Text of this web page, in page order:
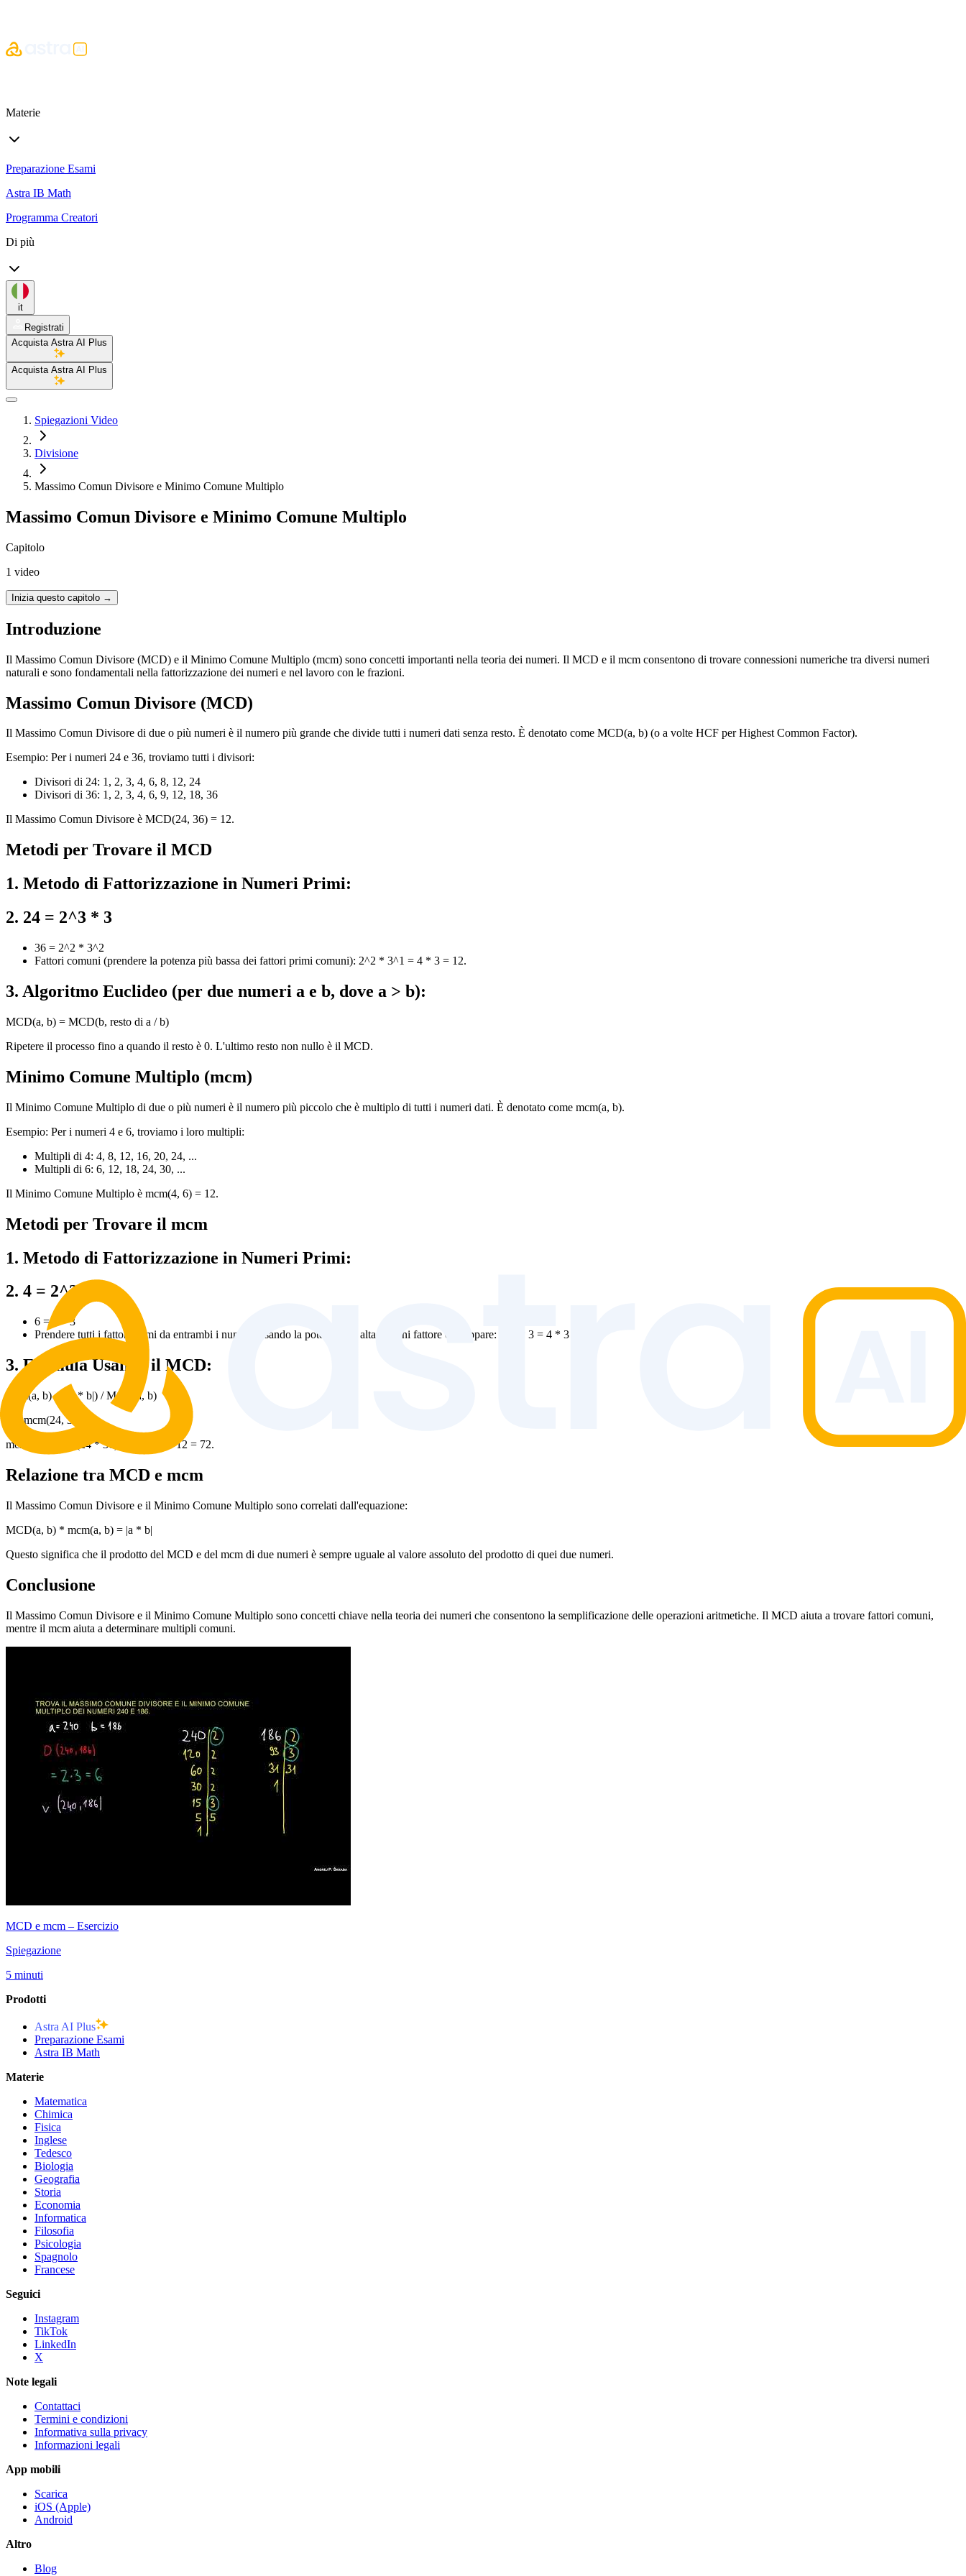
Materie
Preparazione Esami
Astra IB Math
Programma Creatori
Di più
it
Registrati
Acquista Astra AI Plus
Acquista Astra AI Plus
Spiegazioni Video
Divisione
Massimo Comun Divisore e Minimo Comune Multiplo
Massimo Comun Divisore e Minimo Comune Multiplo
Capitolo
1 video
Inizia questo capitolo →
Introduzione
Il Massimo Comun Divisore (MCD) e il Minimo Comune Multiplo (mcm) sono concetti importanti nella teoria dei numeri. Il MCD e il mcm consentono di trovare connessioni numeriche tra diversi numeri
naturali e sono fondamentali nella fattorizzazione dei numeri e nel lavoro con le frazioni.
Massimo Comun Divisore (MCD)
Il Massimo Comun Divisore di due o più numeri è il numero più grande che divide tutti i numeri dati senza resto. È denotato come MCD(a, b) (o a volte HCF per Highest Common Factor).
Esempio: Per i numeri 24 e 36, troviamo tutti i divisori:
Divisori di 24: 1, 2, 3, 4, 6, 8, 12, 24
Divisori di 36: 1, 2, 3, 4, 6, 9, 12, 18, 36
Il Massimo Comun Divisore è MCD(24, 36) = 12.
Metodi per Trovare il MCD
1. Metodo di Fattorizzazione in Numeri Primi:
2. 24 = 2^3 * 3
36 = 2^2 * 3^2
Fattori comuni (prendere la potenza più bassa dei fattori primi comuni): 2^2 * 3^1 = 4 * 3 = 12.
3. Algoritmo Euclideo (per due numeri a e b, dove a > b):
MCD(a, b) = MCD(b, resto di a / b)
Ripetere il processo fino a quando il resto è 0. L'ultimo resto non nullo è il MCD.
Minimo Comune Multiplo (mcm)
Il Minimo Comune Multiplo di due o più numeri è il numero più piccolo che è multiplo di tutti i numeri dati. È denotato come mcm(a, b).
Esempio: Per i numeri 4 e 6, troviamo i loro multipli:
Multipli di 4: 4, 8, 12, 16, 20, 24, ...
Multipli di 6: 6, 12, 18, 24, 30, ...
Il Minimo Comune Multiplo è mcm(4, 6) = 12.
Metodi per Trovare il mcm
1. Metodo di Fattorizzazione in Numeri Primi:
2. 4 = 2^2
6 = 2 * 3
Prendere tutti i fattori primi da entrambi i numeri, usando la potenza più alta di ogni fattore che appare: 2^2 * 3 = 4 * 3 = 12.
3. Formula Usando il MCD:
mcm(a, b) = (|a * b|) / MCD(a, b)
Per mcm(24, 36):
mcm(24, 36) = (24 * 36) / 12 = 864 / 12 = 72.
Relazione tra MCD e mcm
Il Massimo Comun Divisore e il Minimo Comune Multiplo sono correlati dall'equazione:
MCD(a, b) * mcm(a, b) = |a * b|
Questo significa che il prodotto del MCD e del mcm di due numeri è sempre uguale al valore assoluto del prodotto di quei due numeri.
Conclusione
Il Massimo Comun Divisore e il Minimo Comune Multiplo sono concetti chiave nella teoria dei numeri che consentono la semplificazione delle operazioni aritmetiche. Il MCD aiuta a trovare fattori comuni,
mentre il mcm aiuta a determinare multipli comuni.
MCD e mcm – Esercizio
Spiegazione
5 minuti
Prodotti
Astra AI Plus
Preparazione Esami
Astra IB Math
Materie
Matematica
Chimica
Fisica
Inglese
Tedesco
Biologia
Geografia
Storia
Economia
Informatica
Filosofia
Psicologia
Spagnolo
Francese
Seguici
Instagram
TikTok
LinkedIn
X
Note legali
Contattaci
Termini e condizioni
Informativa sulla privacy
Informazioni legali
App mobili
Scarica
iOS (Apple)
Android
Altro
Blog